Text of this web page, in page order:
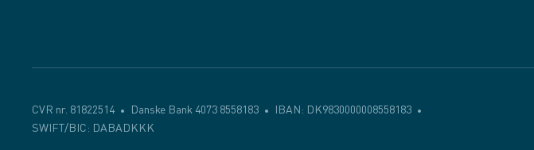
CVR nr. 81822514 Danske Bank 4073 8558183
IBAN: DK9830000008558183
SWIFT/BIC: DABADKKK